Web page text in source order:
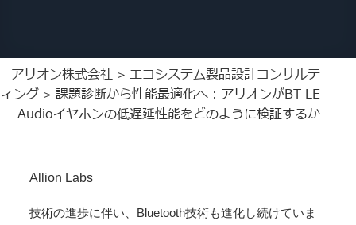
アリオン株式会社 >エコシステム製品設計コンサルテ
ィング >課題診断から性能最適化へ：アリオンがBT LE
Audioイヤホンの低遅延性能をどのように検証するか
Allion Labs
技術の進歩に伴い、Bluetooth技術も進化し続けていま